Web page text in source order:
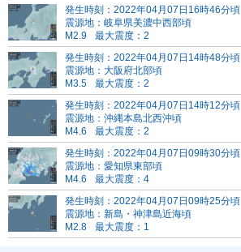
発生時刻：2022年04月07日16時46分頃
震源地：岐阜県美濃中西部頃
M2.9
最大震度：2
発生時刻：2022年04月07日14時48分頃
震源地：大阪府北部頃
M3.5
最大震度：2
発生時刻：2022年04月07日14時12分頃
震源地：沖縄本島北西沖頃
M4.6
最大震度：2
発生時刻：2022年04月07日09時30分頃
震源地：愛知県東部頃
M4.6
最大震度：4
発生時刻：2022年04月07日09時25分頃
震源地：新島・神津島近海頃
M2.8
最大震度：1